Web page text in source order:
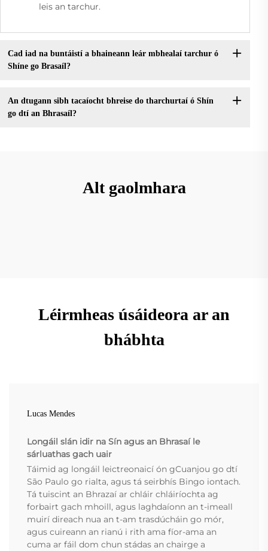
leis an tarchur.
Cad iad na buntáistí a bhaineann leár mbhealaí tarchur ó
Shíne go Brasaíl?
An dtugann sibh tacaíocht bhreise do tharchurtaí ó Shín
go dtí an Bhrasaíl?
Alt gaolmhara
Léirmheas úsáideora ar an
bhábhta
Lucas Mendes
Longáil slán idir na Sín agus an Bhrasaí le
sárluathas gach uair
Táimid ag longáil leictreonaicí ón gCuanjou go dtí
São Paulo go rialta, agus tá seirbhís Bingo iontach.
Tá tuiscint an Bhrazaí ar chláir chláiríochta ag
forbairt gach mhoill, agus laghdaíonn an t-imeall
muirí direach nua an t-am trasdúcháin go mór,
agus cuireann an rianú i rith ama fíor-ama an
cuma ar fáil dom chun stádas an chairge a